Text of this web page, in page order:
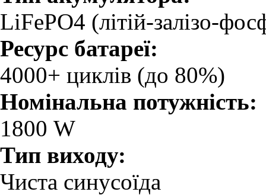
LiFePO4 (літій-залізо-
Ресурс батареї:
4000+ циклів (до 80%)
Номінальна потужність:
1800 W
Тип виходу:
Чиста синусоїда